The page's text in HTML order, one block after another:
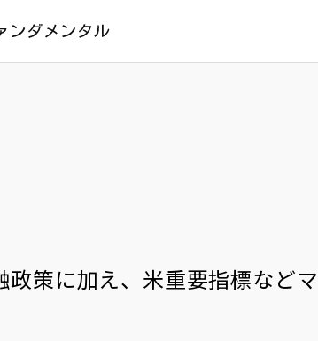
政策に加え、米重要指標な